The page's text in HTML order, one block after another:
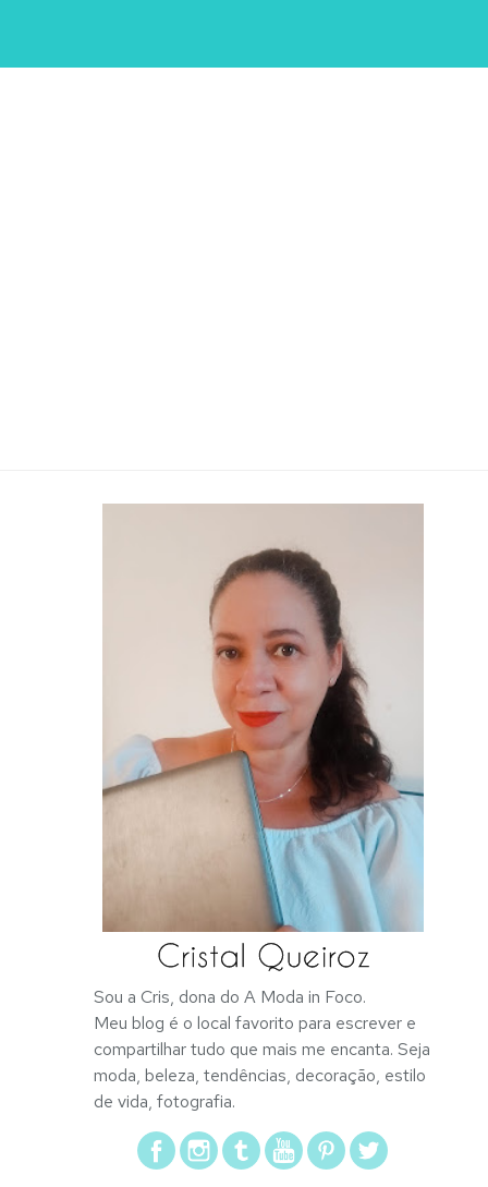
Sou a Cris, dona do A Moda in Foco.
Meu blog é o local favorito para escrever e
compartilhar tudo que mais me encanta. Seja
moda, beleza, tendências, decoração, estilo
de vida, fotografia.